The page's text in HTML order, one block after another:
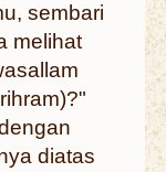
sembari
melihat
diatas